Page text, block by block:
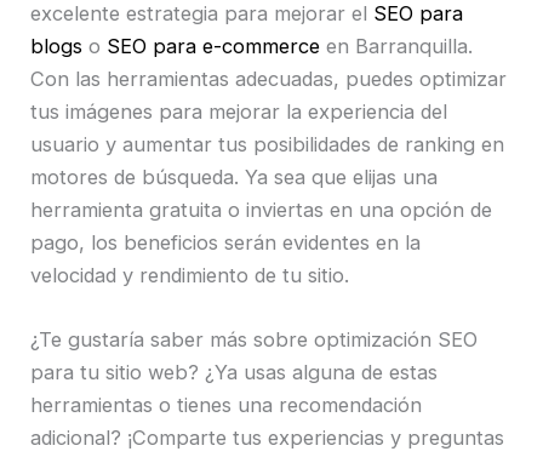
excelente estrategia para mejorar el SEO para
blogs o SEO para e-commerce en Barranquilla.
Con las herramientas adecuadas, puedes optimizar
tus imágenes para mejorar la experiencia del
usuario y aumentar tus posibilidades de ranking en
motores de búsqueda. Ya sea que elijas una
herramienta gratuita o inviertas en una opción de
pago, los beneficios serán evidentes en la
velocidad y rendimiento de tu sitio.
¿Te gustaría saber más sobre optimización SEO
para tu sitio web? ¿Ya usas alguna de estas
herramientas o tienes una recomendación
adicional? ¡Comparte tus experiencias y preguntas